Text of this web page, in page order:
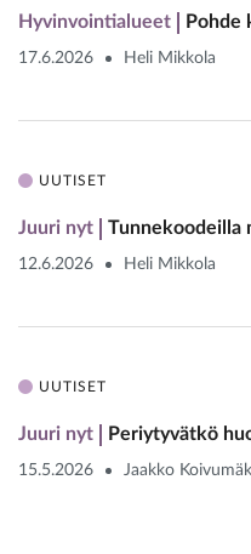
Hyvinvointialueet Pohde
17.6.2026 Heli Mikkola
UUTISET
Juuri nyt Tunnekoodeilla
12.6.2026 Heli Mikkola
UUTISET
Juuri nyt Periytyvätkö
15.5.2026 Jaakko